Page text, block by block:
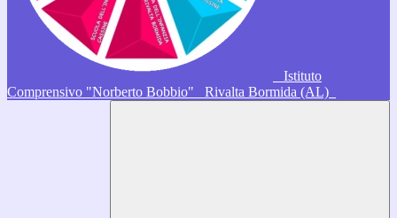
Istituto
Comprensivo "Norberto Bobbio"
Rivalta Bormida (AL)